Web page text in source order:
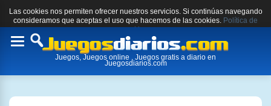
Las cookies nos permiten ofrecer nuestros servicios. Si continúas navegando
consideramos que aceptas el uso que hacemos de las cookies. Política de
cookies.
Toggle
Juegos, Juegos online , Juegos gratis a diario en
Juegosdiarios.com